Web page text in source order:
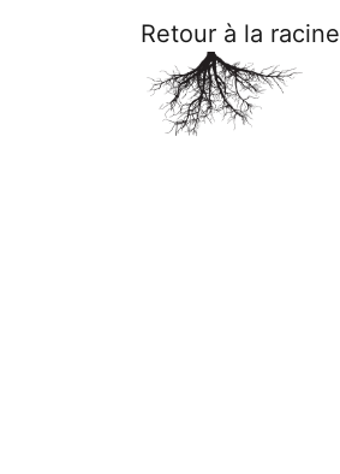
Retour à la racine